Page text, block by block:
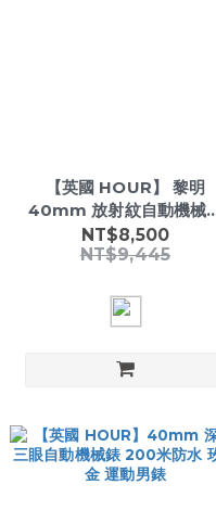
【英國 HOUR】 黎明
40mm 放射紋自動機械
904L精鋼 200米防水 商務
男錶
NT$8,500
NT$9,445